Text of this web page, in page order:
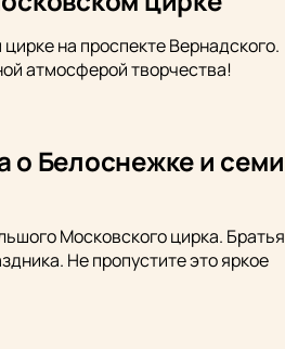
на проспекте Вернадского.
атмосферой творчества!
о Белоснежке и семи
Московского цирка. Братья
Не пропустите это яркое